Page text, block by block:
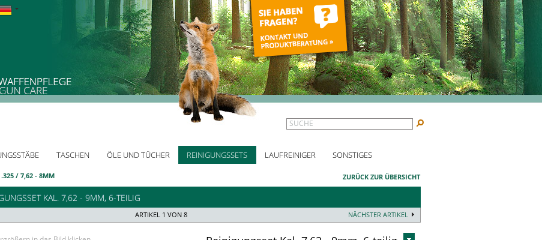
TASCHEN ÖLE UND TÜCHER REINIGUNGSSETS LAUFREINIGER SONSTIGES
SUCHE
.325 / 7,62 - 8MM ZURÜCK ZUR ÜBERSICHT
KAL. 7,62 - 9MM, 6-TEILIG
ARTIKEL 1 VON 8 NÄCHSTER ARTIKEL